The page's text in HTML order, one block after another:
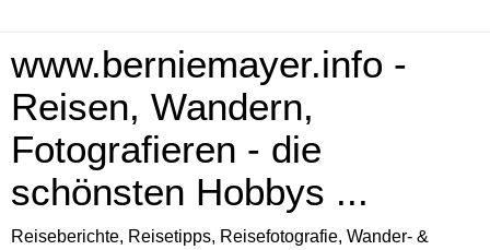
www.berniemayer.info -
Reisen, Wandern,
Fotografieren - die
schönsten Hobbys ...
Reiseberichte, Reisetipps, Reisefotografie, Wander- &